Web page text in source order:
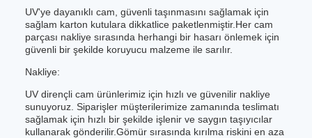
UV'ye dayanıklı cam, güvenli taşınmasını sağlamak için
sağlam karton kutulara dikkatlice paketlenmiştir.Her cam
parçası nakliye sırasında herhangi bir hasarı önlemek için
güvenli bir şekilde koruyucu malzeme ile sarılır.
Nakliye:
UV dirençli cam ürünlerimiz için hızlı ve güvenilir nakliye
sunuyoruz. Siparişler müşterilerimize zamanında teslimatı
sağlamak için hızlı bir şekilde işlenir ve saygın taşıyıcılar
kullanarak gönderilir.Gömür sırasında kırılma riskini en aza